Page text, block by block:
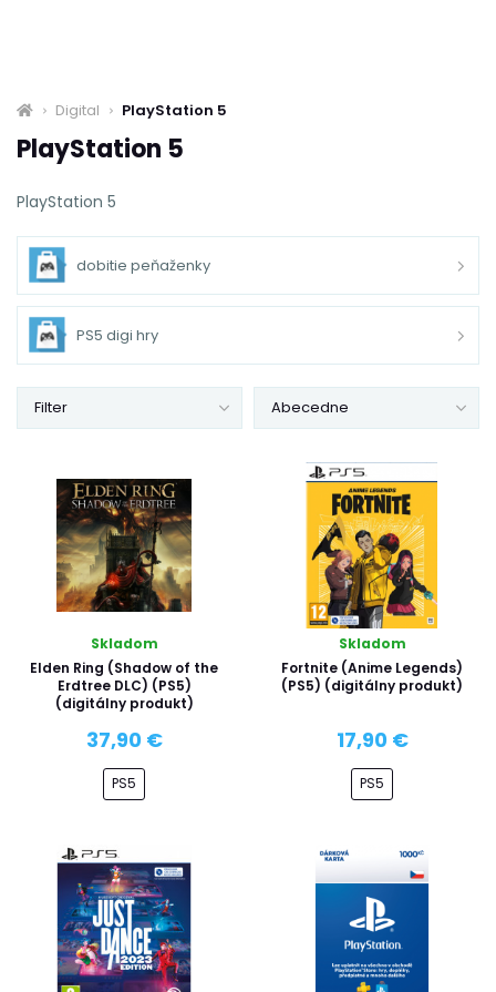
Digital PlayStation 5
PlayStation 5
PlayStation 5
dobitie peňaženky
PS5 digi hry
Abecedne
Filter
Skladom
Elden Ring (Shadow of the
Erdtree DLC) (PS5)
(digitálny produkt)
37,90 €
PS5
Skladom
Fortnite (Anime Legends)
(PS5) (digitálny produkt)
17,90 €
PS5